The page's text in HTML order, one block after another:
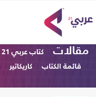
مقالات كتاب عربي 21
قائمة الكتاب
كاريكاتير